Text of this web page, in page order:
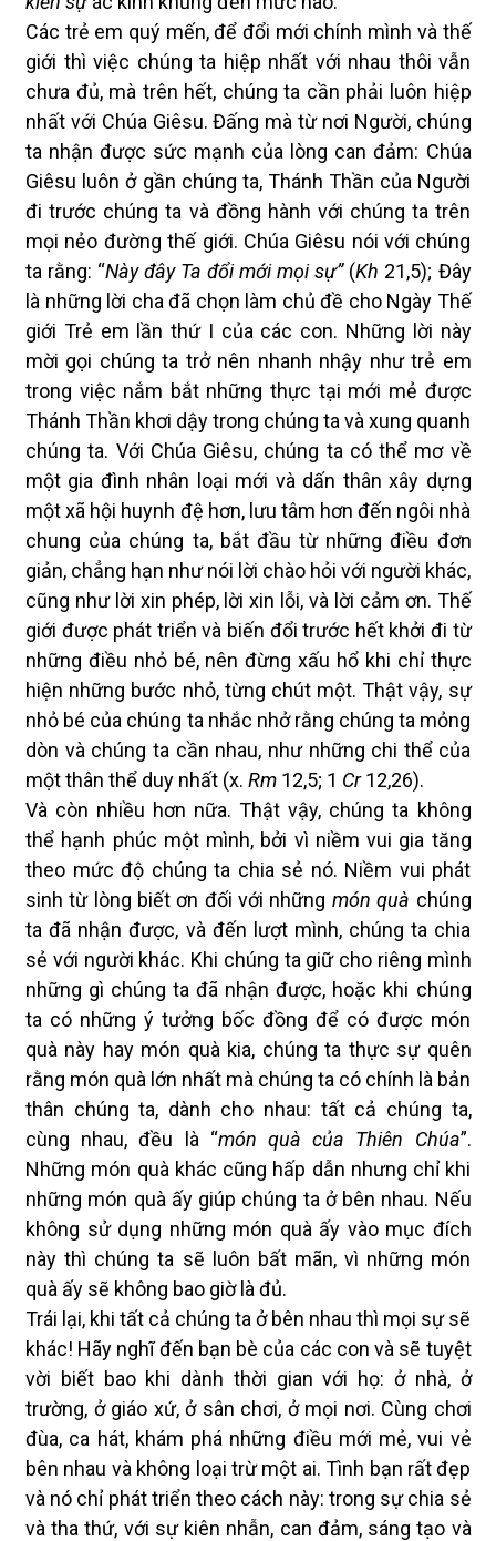
Các trẻ em quý mến, để đổi mới chính mình và thế
giới thì việc chúng ta hiệp nhất với nhau thôi vẫn
chưa đủ, mà trên hết, chúng ta cần phải luôn hiệp
nhất với Chúa Giêsu. Đấng mà từ nơi Người, chúng
ta nhận được sức mạnh của lòng can đảm: Chúa
Giêsu luôn ở gần chúng ta, Thánh Thần của Người
đi trước chúng ta và đồng hành với chúng ta trên
mọi nẻo đường thế giới. Chúa Giêsu nói với chúng
ta rằng: “Này đây Ta đổi mới mọi sự”(Kh 21,5); Đây
là những lời cha đã chọn làm chủ đề cho Ngày Thế
giới Trẻ em lần thứ I của các con. Những lời này
mời gọi chúng ta trở nên nhanh nhậy như trẻ em
trong việc nắm bắt những thực tại mới mẻ được
Thánh Thần khơi dậy trong chúng ta và xung quanh
chúng ta. Với Chúa Giêsu, chúng ta có thể mơ về
một gia đình nhân loại mới và dấn thân xây dựng
một xã hội huynh đệ hơn, lưu tâm hơn đến ngôi nhà
chung của chúng ta, bắt đầu từ những điều đơn
giản, chẳng hạn như nói lời chào hỏi với người khác,
cũng như lời xin phép, lời xin lỗi, và lời cảm ơn. Thế
giới được phát triển và biến đổi trước hết khởi đi từ
những điều nhỏ bé, nên đừng xấu hổ khi chỉ thực
hiện những bước nhỏ, từng chút một. Thật vậy, sự
nhỏ bé của chúng ta nhắc nhở rằng chúng ta mỏng
dòn và chúng ta cần nhau, như những chi thể của
một thân thể duy nhất (x. Rm 12,5; 1 Cr12,26).
Và còn nhiều hơn nữa. Thật vậy, chúng ta không
thể hạnh phúc một mình, bởi vì niềm vui gia tăng
theo mức độ chúng ta chia sẻ nó. Niềm vui phát
sinh từ lòng biết ơn đối với những món quà chúng
ta đã nhận được, và đến lượt mình, chúng ta chia
sẻ với người khác. Khi chúng ta giữ cho riêng mình
những gì chúng ta đã nhận được, hoặc khi chúng
ta có những ý tưởng bốc đồng để có được món
quà này hay món quà kia, chúng ta thực sự quên
rằng món quà lớn nhất mà chúng ta có chính là bản
thân chúng ta, dành cho nhau: tất cả chúng ta,
cùng nhau, đều là “món quà của Thiên Chúa”.
Những món quà khác cũng hấp dẫn nhưng chỉ khi
những món quà ấy giúp chúng ta ở bên nhau. Nếu
không sử dụng những món quà ấy vào mục đích
này thì chúng ta sẽ luôn bất mãn, vì những món
quà ấy sẽ không bao giờ là đủ.
Trái lại, khi tất cả chúng ta ở bên nhau thì mọi sự sẽ
khác! Hãy nghĩ đến bạn bè của các con và sẽ tuyệt
vời biết bao khi dành thời gian với họ: ở nhà, ở
trường, ở giáo xứ, ở sân chơi, ở mọi nơi. Cùng chơi
đùa, ca hát, khám phá những điều mới mẻ, vui vẻ
bên nhau và không loại trừ một ai. Tình bạn rất đẹp
và nó chỉ phát triển theo cách này: trong sự chia sẻ
và tha thứ, với sự kiên nhẫn, can đảm, sáng tạo và